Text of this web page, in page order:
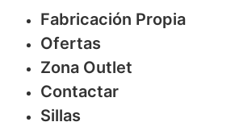
Fabricación Propia
Ofertas
Zona Outlet
Contactar
Sillas